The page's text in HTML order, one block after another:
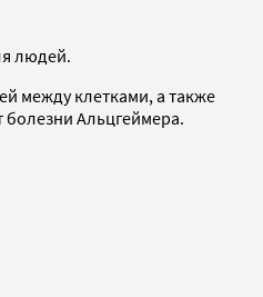
людей.
между клетками, а также
Альцгеймера.